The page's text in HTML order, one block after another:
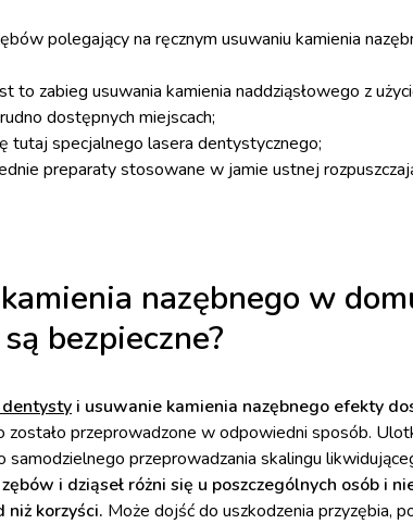
polegający na ręcznym usuwaniu kamienia
to zabieg usuwania kamienia naddziąsłowego z
dostępnych miejscach;
tutaj specjalnego lasera dentystycznego;
preparaty stosowane w jamie ustnej
nazębnego w
bezpieczne?
i usuwanie kamienia nazębnego efekty
zostało przeprowadzone w odpowiedni sposób.
samodzielnego przeprowadzania skalingu
i dziąseł różni się u poszczególnych osób i
niż korzyści. Może dojść do uszkodzenia przyzębia,